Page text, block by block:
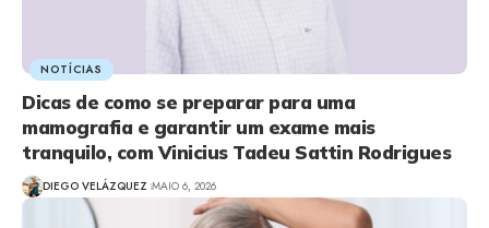
NOTÍCIAS
Dicas de como se preparar para uma
mamografia e garantir um exame mais
tranquilo, com Vinicius Tadeu Sattin Rodrigues
DIEGO VELÁZQUEZ MAIO 6, 2026